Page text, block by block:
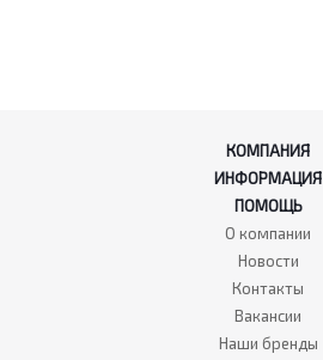
КОМПАНИЯ
ИНФОРМАЦИЯ
ПОМОЩЬ
О компании
Новости
Контакты
Вакансии
Наши бренды